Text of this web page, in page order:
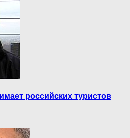
российских туристов